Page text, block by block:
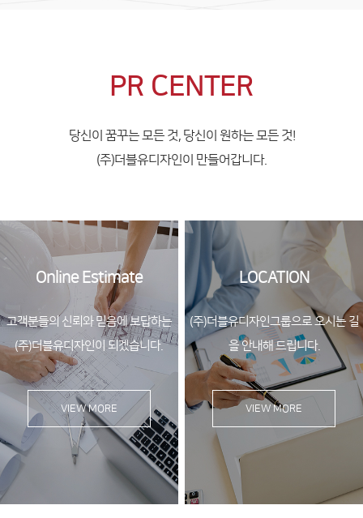
PR CENTER
당신이 꿈꾸는 모든 것, 당신이 원하는 모든 것!
(주)더블유디자인이 만들어갑니다.
Online Estimate
고객분들의 신뢰와 믿음에 보답하는
(주)더블유디자인이 되겠습니다.
VIEW MORE
LOCATION
(주)더블유디자인그룹으로오시는 길
을 안내해 드립니다.
VIEW MORE